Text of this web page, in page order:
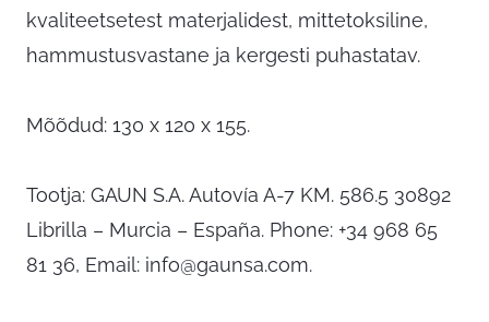
kvaliteetsetest materjalidest, mittetoksiline,
hammustusvastane ja kergesti puhastatav.
Mõõdud: 130 x 120 x 155.
Tootja: GAUN S.A. Autovía A-7 KM. 586.5 30892
Librilla – Murcia – España. Phone: +34 968 65
81 36, Email: info@gaunsa.com.